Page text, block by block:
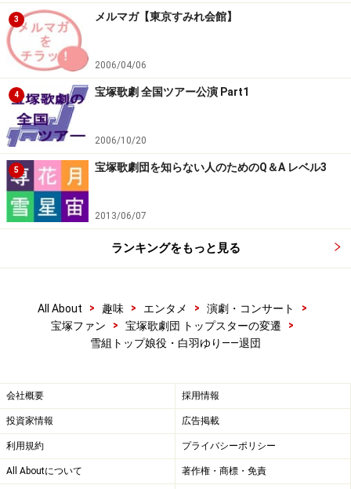
3 メルマガ【東京すみれ会館】
2006/04/06
4 宝塚歌劇 全国ツアー公演 Part1
2006/10/20
5 宝塚歌劇団を知らない人のためのQ＆A レベル3
2013/06/07
ランキングをもっと見る
All About > 趣味 > エンタメ > 演劇・コンサート
>
宝塚ファン
> 宝塚歌劇団 トップスターの変遷
>
雪組トップ娘役・白羽ゆり――退団
会社概要 採用情報
投資家情報 広告掲載
利用規約 プライバシーポリシー
All Aboutについて 著作権・商標・免責